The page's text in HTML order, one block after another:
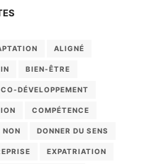
ALIGNÉ
BIEN-ÊTRE
CO-DÉVELOPPEMENT
COMPÉTENCE
NON DONNER DU SENS
EXPATRIATION